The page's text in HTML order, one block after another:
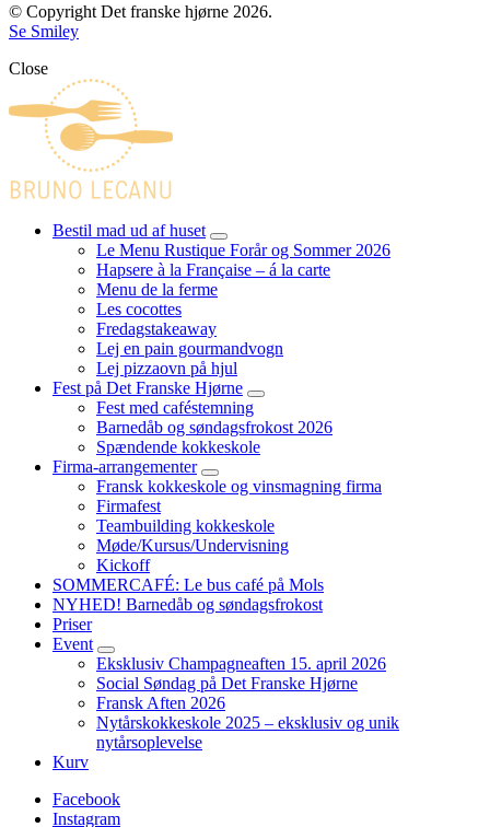
© Copyright Det franske hjørne 2026.
Se Smiley
Close
Bestil mad ud af huset
expand
child
menu
Le Menu Rustique Forår og Sommer 2026
Hapsere à la Française – á la carte
Menu de la ferme
Les cocottes
Fredagstakeaway
Lej en pain gourmandvogn
Lej pizzaovn på hjul
Fest på Det Franske Hjørne
expand
menu
Fest med caféstemning
Barnedåb og søndagsfrokost 2026
Spændende kokkeskole
Firma-arrangementer
expand
child
Fransk kokkeskole og vinsmagning firma
Firmafest
Teambuilding kokkeskole​
Møde/Kursus/Undervisning
Kickoff
SOMMERCAFÉ: Le bus café på Mols
NYHED! Barnedåb og søndagsfrokost
Priser
Event
expand
child
menu
Eksklusiv Champagneaften 15. april 2026
Social Søndag på Det Franske Hjørne
Fransk Aften 2026
Nytårskokkeskole 2025 – eksklusiv og unik
nytårsoplevelse
Kurv
Facebook
Instagram